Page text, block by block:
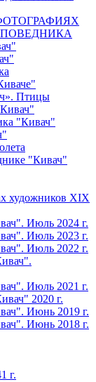
Птицы
"Кивач"
"Кивач"
художников XIX
Июль 2024 г.
Июль 2023 г.
Июль 2022 г.
Июль 2021 г.
2020 г.
Июнь 2019 г.
Июнь 2018 г.
г.